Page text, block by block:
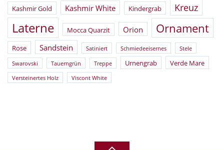
Kashmir Gold Kashmir White Kindergrab Kreuz
Laterne Mocca Quarzit Orion Ornament
Rose Sandstein Satiniert Schmiedeeisernes Stele
Swarovski Tauerngrün Treppe Urnengrab Verde Mare
Versteinertes Holz Viscont White